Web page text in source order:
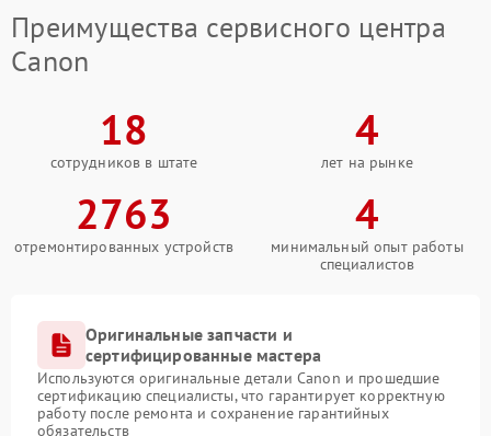
Преимущества сервисного центра
Canon
18
сотрудников в штате
4
лет на рынке
2763
отремонтированных устройств
4
минимальный опыт работы
специалистов
Оригинальные запчасти и
сертифицированные мастера
Используются оригинальные детали Canon и прошедшие
сертификацию специалисты, что гарантирует корректную
работу после ремонта и сохранение гарантийных
обязательств